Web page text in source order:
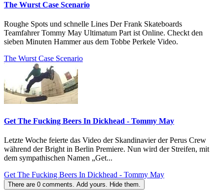
The Wurst Case Scenario
Roughe Spots und schnelle Lines Der Frank Skateboards
Teamfahrer Tommy May Ultimatum Part ist Online. Checkt den
sieben Minuten Hammer aus dem Tobbe Perkele Video.
The Wurst Case Scenario
Get The Fucking Beers In Dickhead - Tommy May
Letzte Woche feierte das Video der Skandinavier der Perus Crew
während der Bright in Berlin Premiere. Nun wird der Streifen, mit
dem sympathischen Namen „Get...
Get The Fucking Beers In Dickhead - Tommy May
There are 0 comments. Add yours. Hide them.